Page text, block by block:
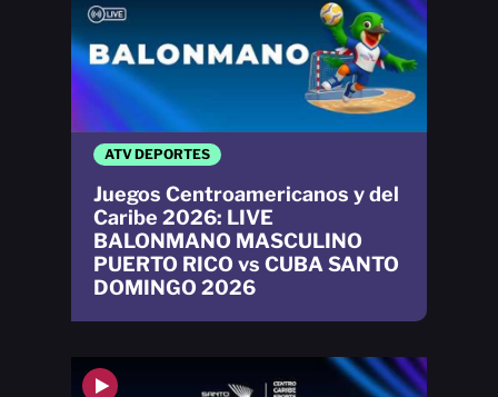
ATV DEPORTES
Juegos Centroamericanos y del
Caribe 2026: LIVE
BALONMANO MASCULINO
PUERTO RICO vs CUBA SANTO
DOMINGO 2026